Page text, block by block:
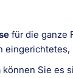
für die ganze
können Sie es